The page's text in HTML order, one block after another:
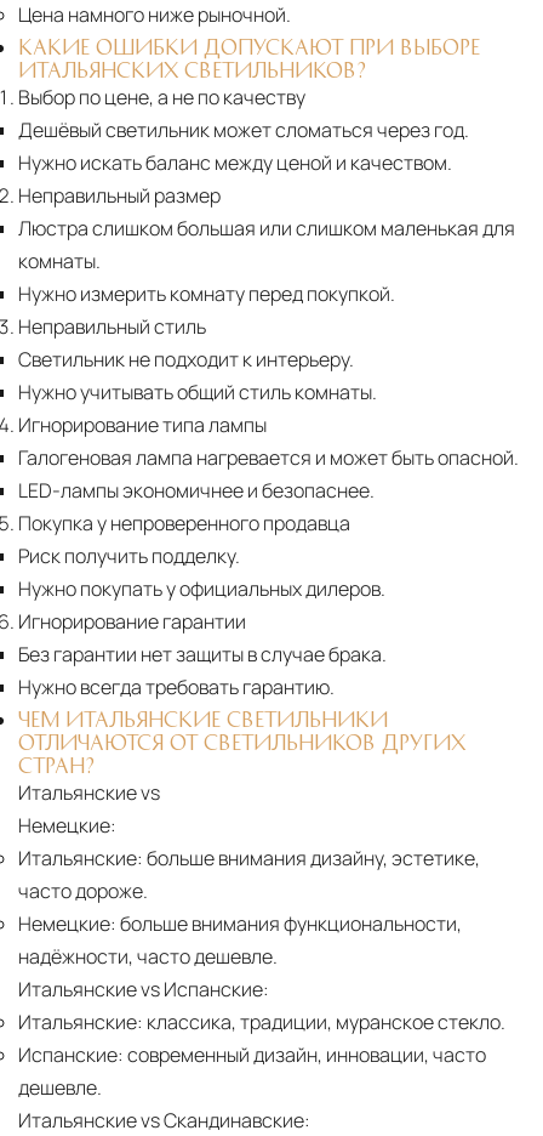
Цена намного ниже рыночной.
КАКИЕ ОШИБКИ ДОПУСКАЮТ ПРИ ВЫБОРЕ
ИТАЛЬЯНСКИХ СВЕТИЛЬНИКОВ?
Выбор по цене, а не по качеству
Дешёвый светильник может сломаться через год.
Нужно искать баланс между ценой и качеством.
Неправильный размер
Люстра слишком большая или слишком маленькая для
комнаты.
Нужно измерить комнату перед покупкой.
Неправильный стиль
Светильник не подходит к интерьеру.
Нужно учитывать общий стиль комнаты.
Игнорирование типа лампы
Галогеновая лампа нагревается и может быть опасной.
LED-лампы экономичнее и безопаснее.
Покупка у непроверенного продавца
Риск получить подделку.
Нужно покупать у официальных дилеров.
Игнорирование гарантии
Без гарантии нет защиты в случае брака.
Нужно всегда требовать гарантию.
ЧЕМ ИТАЛЬЯНСКИЕ СВЕТИЛЬНИКИ
ОТЛИЧАЮТСЯ ОТ СВЕТИЛЬНИКОВ ДРУГИХ
СТРАН?
Итальянские vs
Немецкие:
Итальянские: больше внимания дизайну, эстетике,
часто дороже.
Немецкие: больше внимания функциональности,
надёжности, часто дешевле.
Итальянские vs Испанские:
Итальянские: классика, традиции, муранское стекло.
Испанские: современный дизайн, инновации, часто
дешевле.
Итальянские vs Скандинавские: